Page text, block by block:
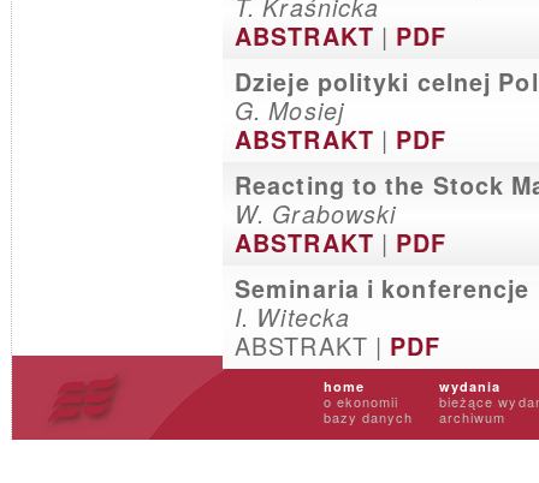
T. Kraśnicka
ABSTRAKT | PDF
Dzieje polityki celnej
G. Mosiej
ABSTRAKT | PDF
Reacting to the Stock
W. Grabowski
ABSTRAKT | PDF
Seminaria i konferencje
I. Witecka
ABSTRAKT | PDF
home
o ekonomii
bazy danych
wydania
bieżące
archiwum